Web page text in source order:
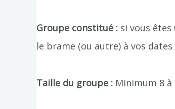
Groupe constitué : si vous
le brame (ou autre) à vos
Taille du groupe : Minimum 8 à